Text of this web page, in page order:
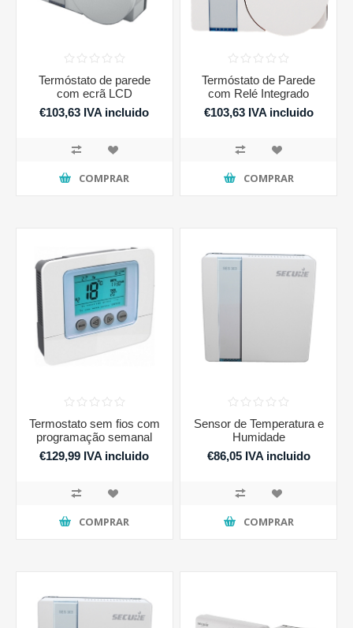
Termóstato de parede
com ecrã LCD
€103,63 IVA incluido
COMPRAR
Termóstato de Parede
com Relé Integrado
€103,63 IVA incluido
COMPRAR
Termostato sem fios com
programação semanal
€129,99 IVA incluido
COMPRAR
Sensor de Temperatura e
Humidade
€86,05 IVA incluido
COMPRAR